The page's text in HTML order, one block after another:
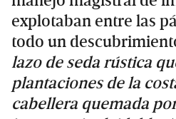
explotaban entre las
todo un
lazo de seda rústica
plantaciones de la
cabellera quemada